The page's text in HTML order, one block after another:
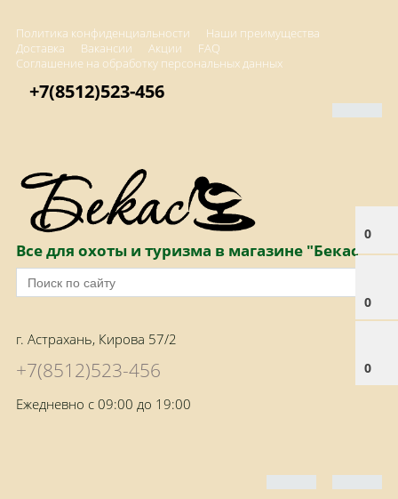
Политика конфиденциальности
Наши преимущества
Доставка
Вакансии Акции
FAQ
Соглашение на обработку персональных данных
0
0
0
+7(8512)523-456
Все для охоты и туризма в магазине "Бекас"
г. Астрахань, Кирова 57/2
+7(8512)523-456
Ежедневно с 09:00 до 19:00